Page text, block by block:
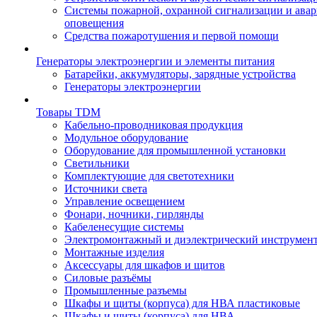
Системы пожарной, охранной сигнализации и
оповещения
Средства пожаротушения и первой помощи
Генераторы электроэнергии и элементы питания
Батарейки, аккумуляторы, зарядные устройства
Генераторы электроэнергии
Товары TDM
Кабельно-проводниковая продукция
Модульное оборудование
Оборудование для промышленной установки
Светильники
Комплектующие для светотехники
Источники света
Управление освещением
Фонари, ночники, гирлянды
Кабеленесущие системы
Электромонтажный и диэлектрический
Монтажные изделия
Аксессуары для шкафов и щитов
Силовые разъёмы
Промышленные разъемы
Шкафы и щиты (корпуса) для НВА пластиковые